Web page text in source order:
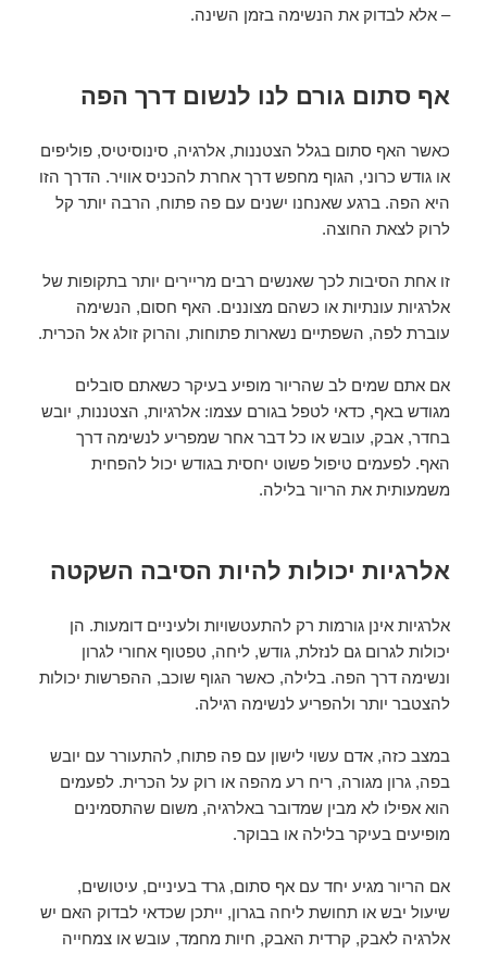
– אלא לבדוק את הנשימה בזמן השינה.
אף סתום גורם לנו לנשום דרך הפה
כאשר האף סתום בגלל הצטננות, אלרגיה, סינוסיטיס, פוליפים
או גודש כרוני, הגוף מחפש דרך אחרת להכניס אוויר. הדרך הזו
היא הפה. ברגע שאנחנו ישנים עם פה פתוח, הרבה יותר קל
לרוק לצאת החוצה.
זו אחת הסיבות לכך שאנשים רבים מריירים יותר בתקופות של
אלרגיות עונתיות או כשהם מצוננים. האף חסום, הנשימה
עוברת לפה, השפתיים נשארות פתוחות, והרוק זולג אל הכרית.
אם אתם שמים לב שהריור מופיע בעיקר כשאתם סובלים
מגודש באף, כדאי לטפל בגורם עצמו: אלרגיות, הצטננות, יובש
בחדר, אבק, עובש או כל דבר אחר שמפריע לנשימה דרך
האף. לפעמים טיפול פשוט יחסית בגודש יכול להפחית
משמעותית את הריור בלילה.
אלרגיות יכולות להיות הסיבה השקטה
אלרגיות אינן גורמות רק להתעטשויות ולעיניים דומעות. הן
יכולות לגרום גם לנזלת, גודש, ליחה, טפטוף אחורי לגרון
ונשימה דרך הפה. בלילה, כאשר הגוף שוכב, ההפרשות יכולות
להצטבר יותר ולהפריע לנשימה רגילה.
במצב כזה, אדם עשוי לישון עם פה פתוח, להתעורר עם יובש
בפה, גרון מגורה, ריח רע מהפה או רוק על הכרית. לפעמים
הוא אפילו לא מבין שמדובר באלרגיה, משום שהתסמינים
מופיעים בעיקר בלילה או בבוקר.
אם הריור מגיע יחד עם אף סתום, גרד בעיניים, עיטושים,
שיעול יבש או תחושת ליחה בגרון, ייתכן שכדאי לבדוק האם יש
אלרגיה לאבק, קרדית האבק, חיות מחמד, עובש או צמחייה